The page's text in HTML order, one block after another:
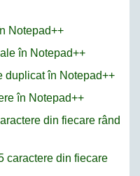
Notepad++
în Notepad++
duplicat în Notepad++
în Notepad++
din fiecare rând
caractere din fiecare